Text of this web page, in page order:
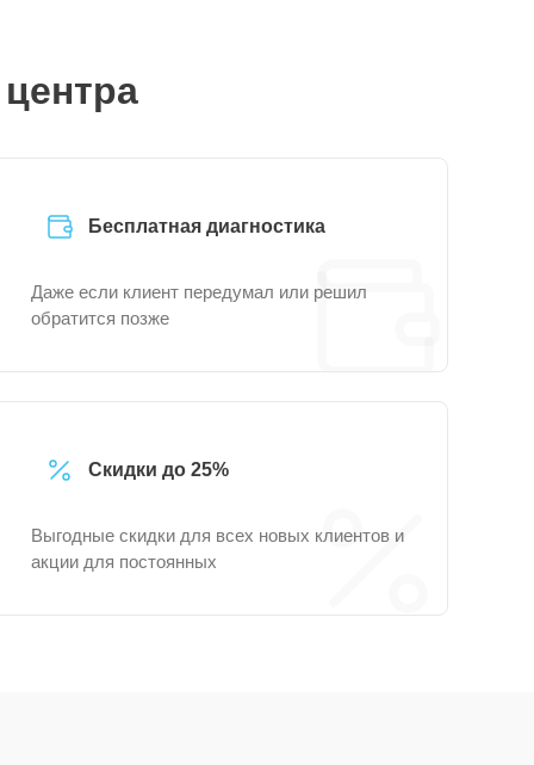
Бесплатная диагностика
Даже если клиент передумал или решил
обратится позже
Скидки до 25%
Выгодные скидки для всех новых клиентов и
акции для постоянных